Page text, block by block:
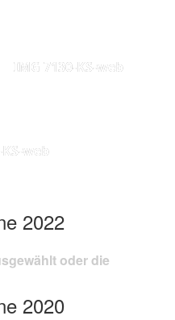
IMG 7130-KS-web
web
2022
oder die
2020